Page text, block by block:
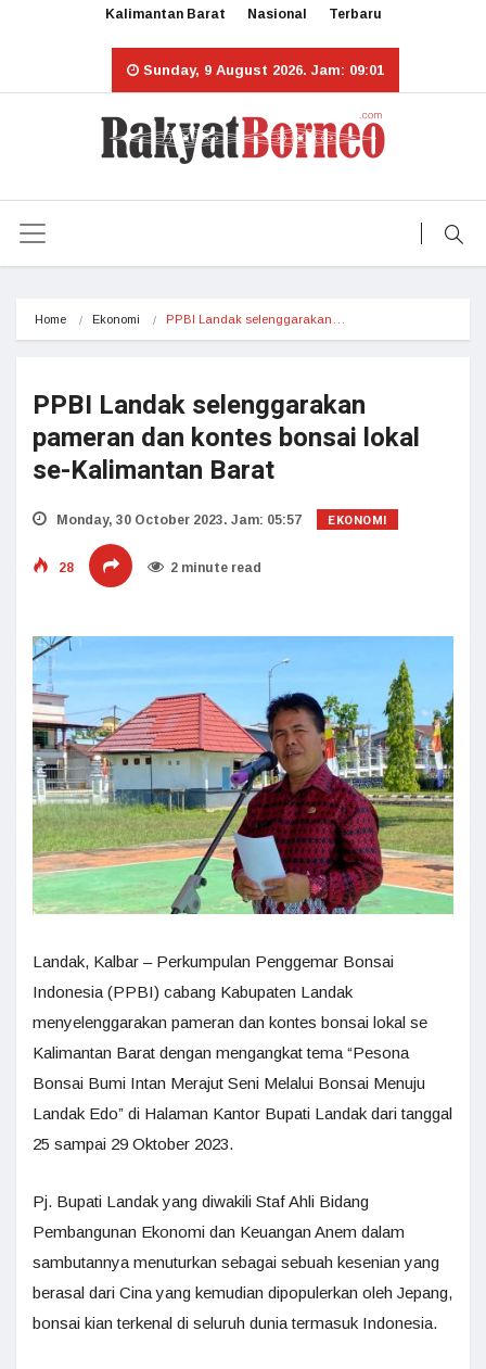
Kalimantan Barat Nasional Terbaru
Sunday, 9 August 2026. Jam: 09:01
Home Ekonomi PPBI Landak selenggarakan…
PPBI Landak selenggarakan
pameran dan kontes bonsai lokal
se-Kalimantan Barat
Monday, 30 October 2023. Jam: 05:57 EKONOMI
28 2 minute read
Landak, Kalbar – Perkumpulan Penggemar Bonsai
Indonesia (PPBI) cabang Kabupaten Landak
menyelenggarakan pameran dan kontes bonsai lokal se
Kalimantan Barat dengan mengangkat tema “Pesona
Bonsai Bumi Intan Merajut Seni Melalui Bonsai Menuju
Landak Edo” di Halaman Kantor Bupati Landak dari tanggal
25 sampai 29 Oktober 2023.
Pj. Bupati Landak yang diwakili Staf Ahli Bidang
Pembangunan Ekonomi dan Keuangan Anem dalam
sambutannya menuturkan sebagai sebuah kesenian yang
berasal dari Cina yang kemudian dipopulerkan oleh Jepang,
bonsai kian terkenal di seluruh dunia termasuk Indonesia.